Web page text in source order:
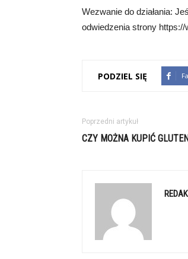
Wezwanie do działania:
odwiedzenia strony
PODZIEL SIĘ
Poprzedni artykuł
CZY MOŻNA KUPIĆ